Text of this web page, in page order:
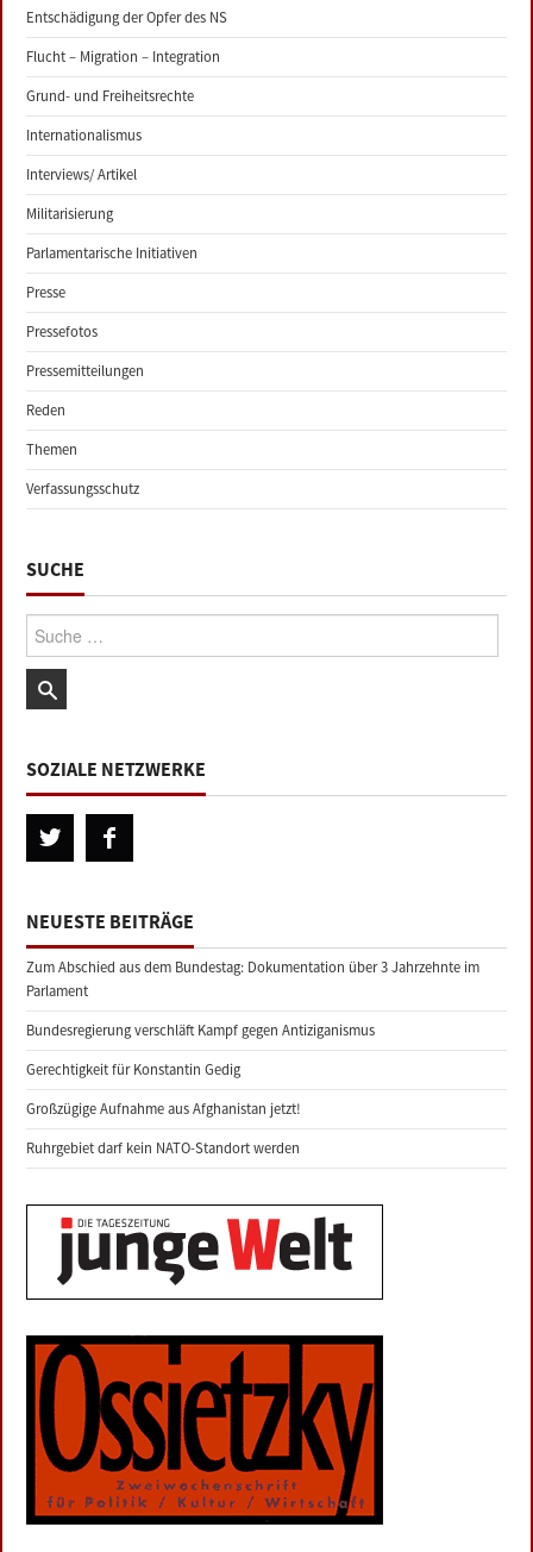
Entschädigung der Opfer des NS
Flucht – Migration – Integration
Grund- und Freiheitsrechte
Internationalismus
Interviews/ Artikel
Militarisierung
Parlamentarische Initiativen
Presse
Pressefotos
Pressemitteilungen
Reden
Themen
Verfassungsschutz
SUCHE
Suche:
SOZIALE NETZWERKE
NEUESTE BEITRÄGE
Zum Abschied aus dem Bundestag: Dokumentation über 3 Jahrzehnte im
Parlament
Bundesregierung verschläft Kampf gegen Antiziganismus
Gerechtigkeit für Konstantin Gedig
Großzügige Aufnahme aus Afghanistan jetzt!
Ruhrgebiet darf kein NATO-Standort werden